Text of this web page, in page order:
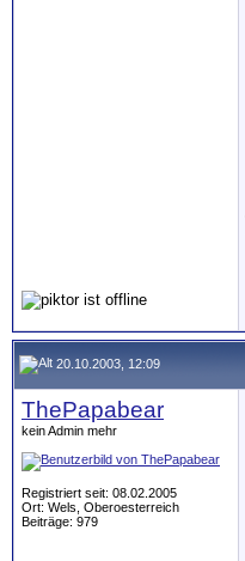
20.10.2003, 12:09
ThePapabear
kein Admin mehr
Registriert seit: 08.02.2005
Ort: Wels, Oberoesterreich
Beiträge: 979